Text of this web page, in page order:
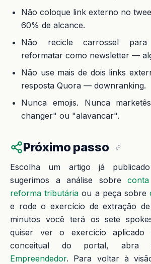
Não coloque link externo no
60% de alcance.
Não recicle carrossel
reformatar como newsletter —
Não use mais de dois links
resposta Quora — downranking.
Nunca emojis. Nunca
changer" ou "alavancar".
Próximo passo
Escolha um artigo já
sugerimos a análise sobre
reforma tributária ou a peça sobre
e rode o exercício de extração
minutos você terá os sete
quiser ver o exercício aplicado
conceitual do portal,
Empreendedor. Para voltar à